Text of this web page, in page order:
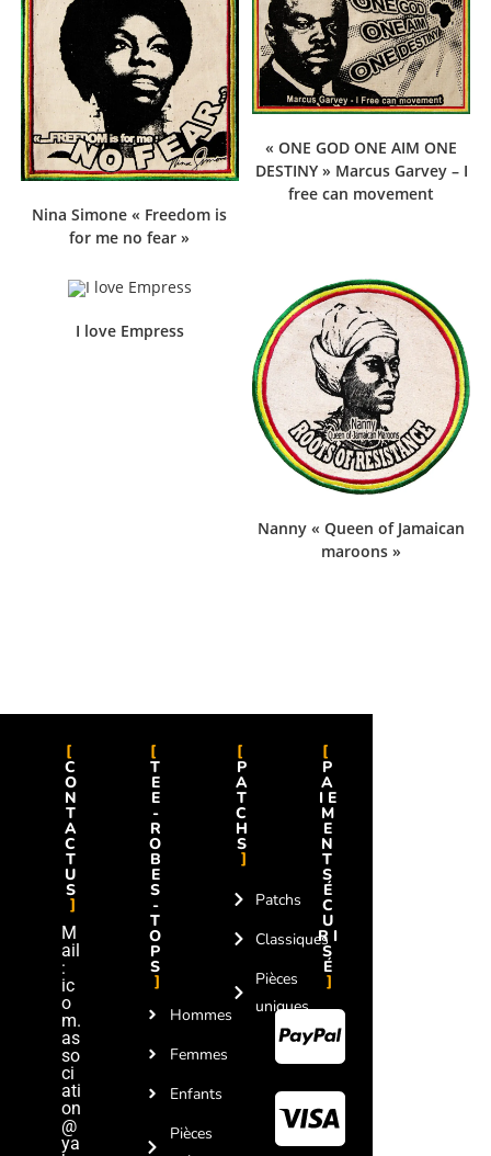
Nina Simone « Freedom is
for me no fear »
« ONE GOD ONE AIM ONE
DESTINY » Marcus Garvey – I
free can movement
I love Empress
Nanny « Queen of Jamaican
maroons »
C
O
N
T
A
C
T
U
S
M
ail
:
ic
o
m.
as
so
ci
ati
on
@
ya
T
E
E
-
R
O
B
E
S
-
T
O
P
S
Hommes
Femmes
Enfants
Pièces
P
A
T
C
H
S
Patchs
Classiques
Pièces
uniques
P
A
IE
M
E
N
T
S
É
C
U
RI
S
É